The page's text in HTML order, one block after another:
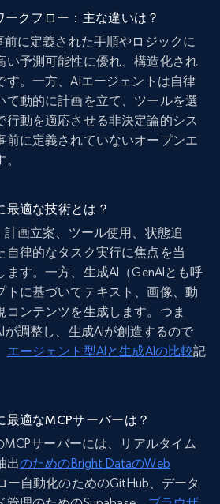
クフロー：主な違いは？
に定義された手順やロジックに
い予測可能性に優れ、構造化され
す。一方、AIエージェントは自律
て動的に計画を立て、ツールを選
行動を適応させる非決定論的シス
前に定義されていないオープンエ
最適な技術とは？
画立案、ツール使用、状態追
自律的なタスク実行に焦点を当
す。一方、生成AI（GenAIとも呼
トに基づいてテキスト、画像、動
コンテンツを生成します。つま
が調整し、生成AIが創造するので
エージェント型AIと生成AIの比較記
適なMCPサーバーは？
サーバーには、リアルタイム
出のためのBright DataのWeb
ー自動化のためのGitHub、データ